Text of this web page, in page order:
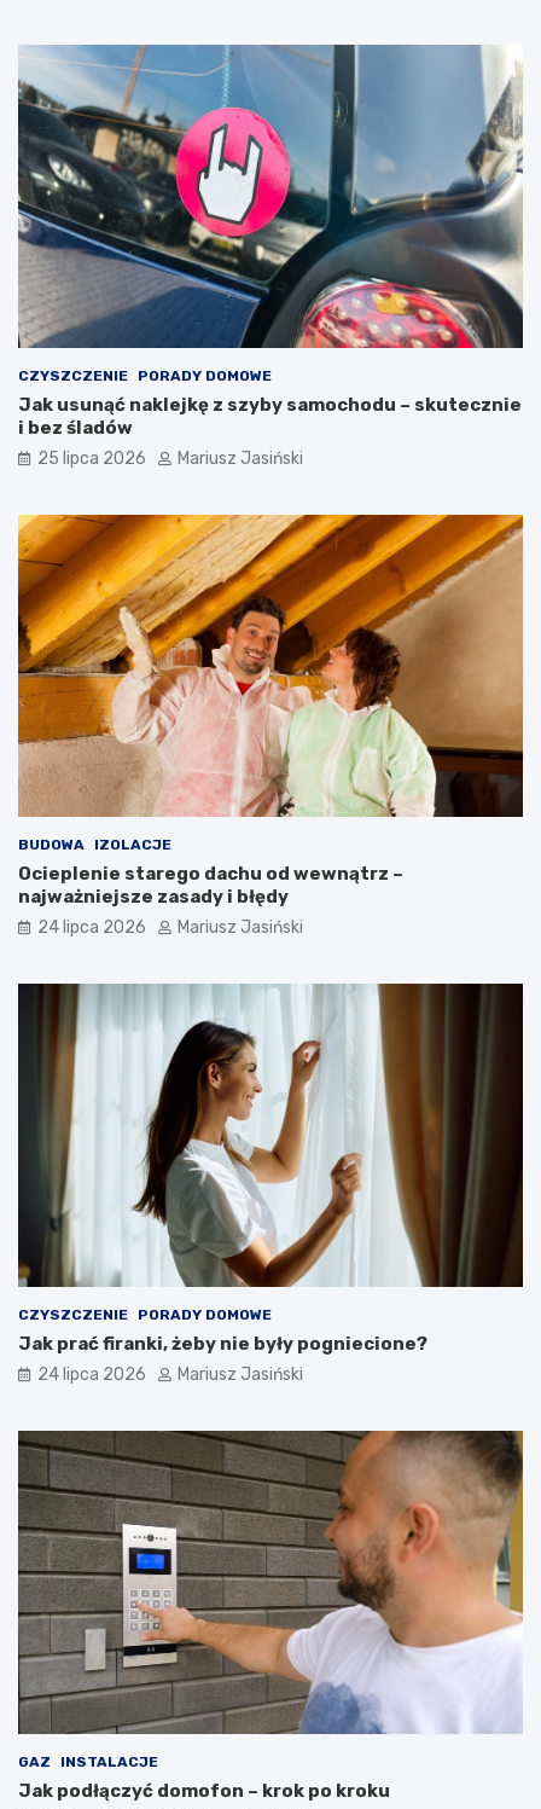
CZYSZCZENIE PORADY DOMOWE
Jak usunąć naklejkę z szyby samochodu – skutecznie
i bez śladów
25 lipca 2026 Mariusz Jasiński
BUDOWA IZOLACJE
Ocieplenie starego dachu od wewnątrz –
najważniejsze zasady i błędy
24 lipca 2026 Mariusz Jasiński
CZYSZCZENIE PORADY DOMOWE
Jak prać firanki, żeby nie były pogniecione?
24 lipca 2026 Mariusz Jasiński
GAZ INSTALACJE
Jak podłączyć domofon – krok po kroku